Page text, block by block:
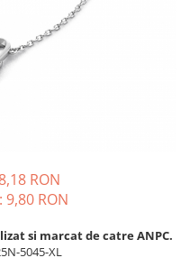
RON
9,80 RON
si marcat de catre ANPC.
5045-XL